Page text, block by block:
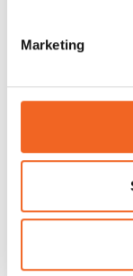
Marketing
RUK SPORT